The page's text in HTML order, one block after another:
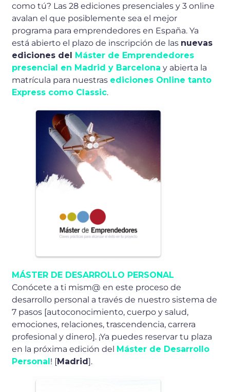
como tú? Las 28 ediciones presenciales y 3 online
avalan el que posiblemente sea el mejor
programa para emprendedores en España. Ya
está abierto el plazo de inscripción de las nuevas
ediciones del Máster de Emprendedores
presencial en Madrid y Barcelona y abierta la
matrícula para nuestras ediciones Online tanto
Express como Classic.
MÁSTER DE DESARROLLO PERSONAL
Conócete a ti mism@ en este proceso de
desarrollo personal a través de nuestro sistema de
7 pasos [autoconocimiento, cuerpo y salud,
emociones, relaciones, trascendencia, carrera
profesional y dinero]. ¡Ya puedes reservar tu plaza
en la próxima edición del
Máster de Desarrollo
Personal ! [Madrid].